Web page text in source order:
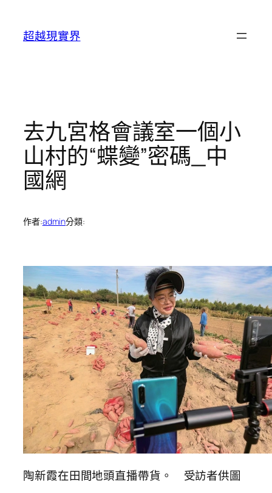
超越現實界
去九宮格會議室一個小
山村的“蝶變”密碼_中
國網
作者:admin分類:
陶新霞在田間地頭直播帶貨。 受訪者供圖